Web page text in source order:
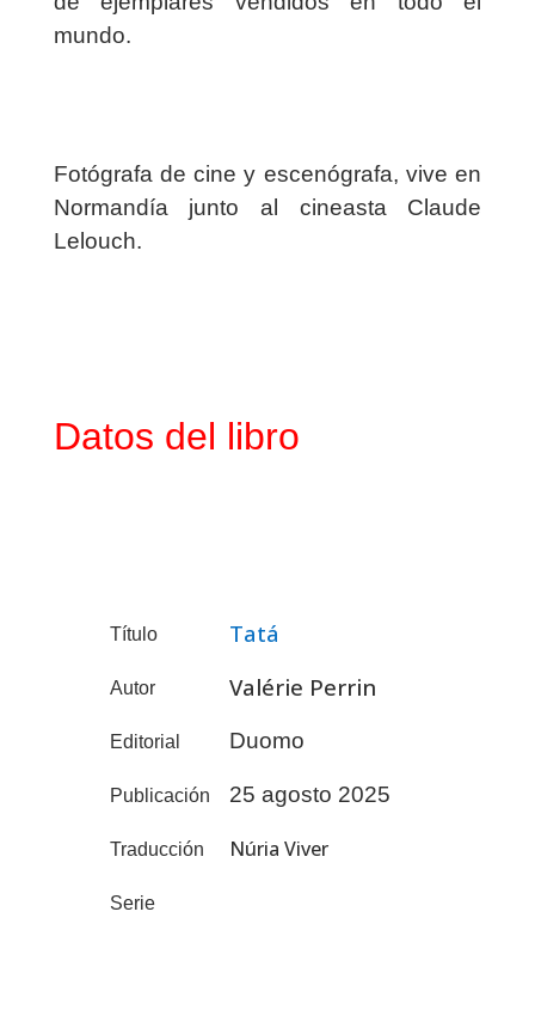
mundo.
Fotógrafa de cine y escenógrafa, vive en
Normandía junto al cineasta Claude
Lelouch.
Datos del libro
Título Tatá
Autor Valérie Perrin
Editorial Duomo
Publicación 25 agosto 2025
Traducción Núria Viver
Serie